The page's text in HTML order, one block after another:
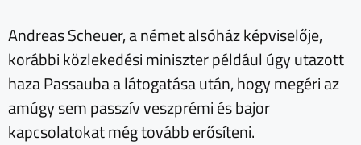
Andreas Scheuer, a német alsóház képviselője,
korábbi közlekedési miniszter például úgy utazott
haza Passauba a látogatása után, hogy megéri az
amúgy sem passzív veszprémi és bajor
kapcsolatokat még tovább erősíteni.